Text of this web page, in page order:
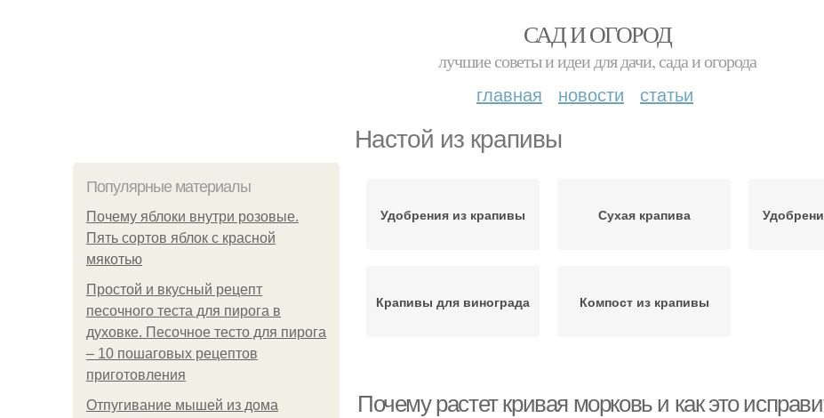
САД И ОГОРОД
лучшие советы и идеи для дачи, сада и огорода
главная новости статьи
Настой из крапивы
Популярные материалы
Почему яблоки внутри розовые.
Пять сортов яблок с красной
мякотью
Простой и вкусный рецепт
песочного теста для пирога в
духовке. Песочное тесто для пирога
– 10 пошаговых рецептов
приготовления
Отпугивание мышей из дома
Удобрения из крапивы Сухая крапива
Крапивы для винограда Компост из крапивы
Почему растет кривая морковь и как это